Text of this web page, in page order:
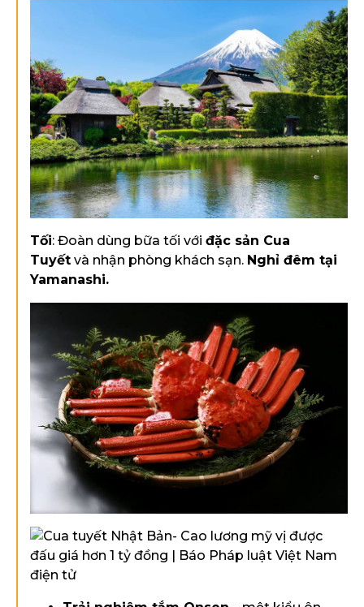
Tối: Đoàn dùng bữa tối với đặc sản Cua
Tuyết và nhận phòng khách sạn. Nghỉ đêm tại
Yamanashi.